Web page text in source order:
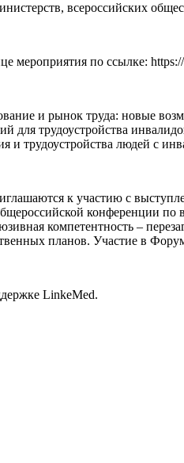
всероссийских
мероприятия по ссылке:
и рынок труда: новые
для трудоустройства
и трудоустройства людей с
к участию с
конференции по
компетентность –
планов. Участие в
LinkeMed.